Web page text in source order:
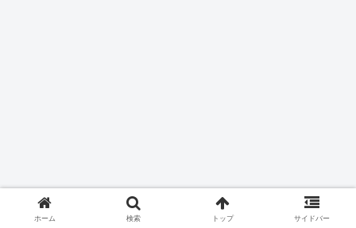
ホーム 検索 トップ サイドバー